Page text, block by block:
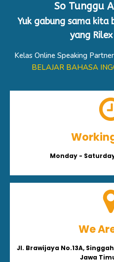
So Tunggu
Yuk gabung sama kita
yang
Kelas Online Speaking Partner
BELAJAR BAHASA
Monday -
We
Jl. Brawijaya No.13A,
Jawa